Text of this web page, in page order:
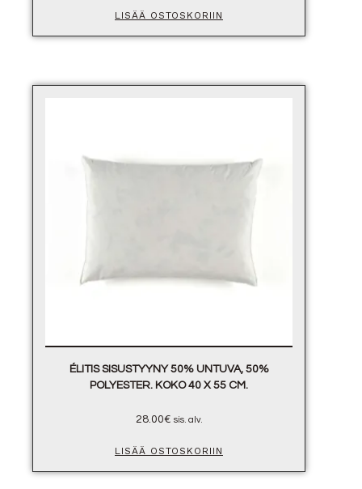
LISÄÄ OSTOSKORIIN
ÉLITIS SISUSTYYNY 50% UNTUVA, 50%
POLYESTER. KOKO 40 X 55 CM.
28.00€ sis. alv.
LISÄÄ OSTOSKORIIN